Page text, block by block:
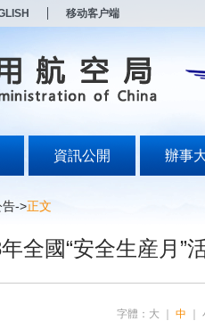
移动客户端
資訊公開 辦事
告->正文
全國“安全生産月”
字體： 大 中